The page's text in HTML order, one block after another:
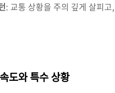
: 교통 상황을 주의 깊게 살피
도와 특수 상황